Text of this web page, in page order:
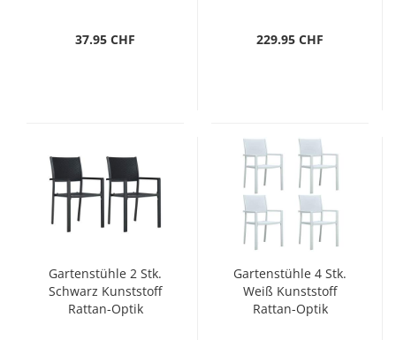
37.95 CHF 229.95 CHF
Gartenstühle 2 Stk.
Schwarz Kunststoff
Rattan-Optik
Gartenstühle 4 Stk.
Weiß Kunststoff
Rattan-Optik